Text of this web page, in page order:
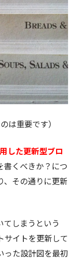
は重要です）
した更新型ブロ
書くべきか？につ
、その通りに更新
しまうという
サイトを更新して
った設計図を最初